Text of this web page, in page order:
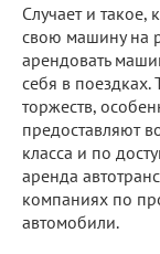
Случает и такое,
свою машину на
арендовать
себя в поездках.
торжеств,
предоставляют
класса и по
аренда
компаниях по
автомобили.